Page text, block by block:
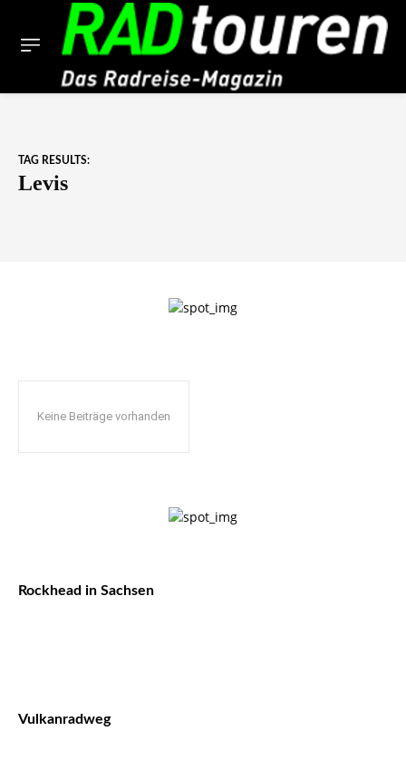
TAG RESULTS:
Levis
Keine Beiträge vorhanden
Rockhead in Sachsen
Vulkanradweg